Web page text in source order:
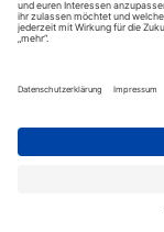
Datenschutz